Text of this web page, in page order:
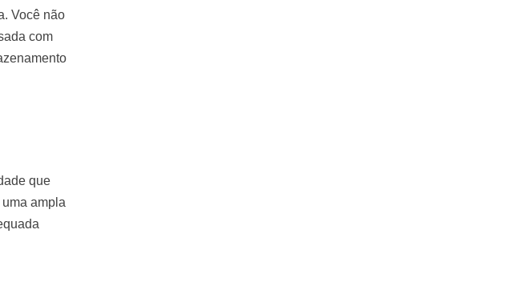
Você não
com
que
ampla